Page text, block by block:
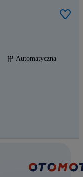
Automatyczna